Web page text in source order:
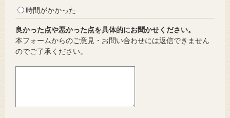
時間がかかった
良かった点や悪かった点を具体的にお聞かせください。
本フォームからのご意見・お問い合わせには返信できません
のでご了承ください。